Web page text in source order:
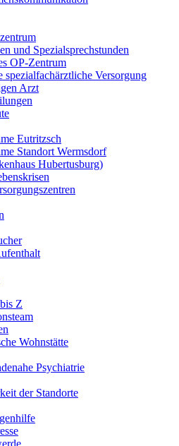
und Spezialsprechstunden
OP-Zentrum
spezialfachärztliche Versorgung
Arzt
Eutritzsch
Standort Wermsdorf
Hubertusburg)
Z
Wohnstätte
Psychiatrie
der Standorte